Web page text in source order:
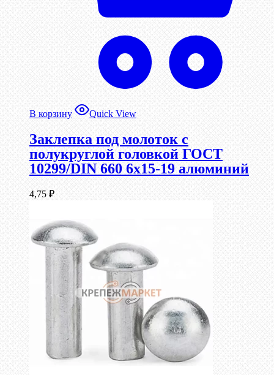
В корзину Quick View
Заклепка под молоток с
полукруглой головкой ГОСТ
10299/DIN 660 6х15-19 алюминий
4,75 ₽